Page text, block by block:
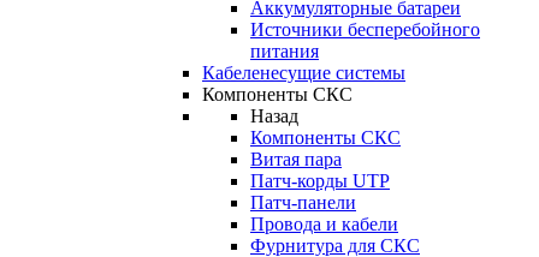
Аккумуляторные батареи
Источники бесперебойного
питания
Кабеленесущие системы
Компоненты СКС
Назад
Компоненты СКС
Витая пара
Патч-корды UTP
Патч-панели
Провода и кабели
Фурнитура для СКС